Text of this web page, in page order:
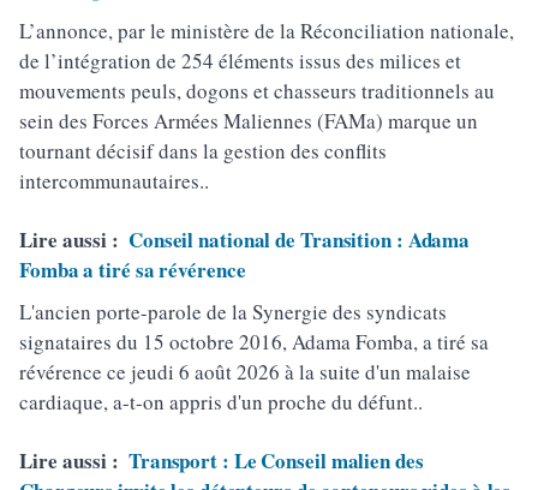
L’annonce, par le ministère de la Réconciliation nationale,
de l’intégration de 254 éléments issus des milices et
mouvements peuls, dogons et chasseurs traditionnels au
sein des Forces Armées Maliennes (FAMa) marque un
tournant décisif dans la gestion des conflits
intercommunautaires..
Lire aussi : Conseil national de Transition : Adama
Fomba a tiré sa révérence
L'ancien porte-parole de la Synergie des syndicats
signataires du 15 octobre 2016, Adama Fomba, a tiré sa
révérence ce jeudi 6 août 2026 à la suite d'un malaise
cardiaque, a-t-on appris d'un proche du défunt..
Lire aussi : Transport : Le Conseil malien des